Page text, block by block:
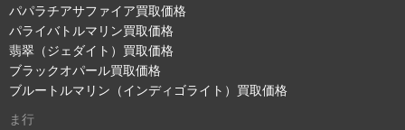
パパラチアサファイア買取価格
パライバトルマリン買取価格
翡翠（ジェダイト）買取価格
ブラックオパール買取価格
ブルートルマリン（インディゴライト）買取価格
ま行